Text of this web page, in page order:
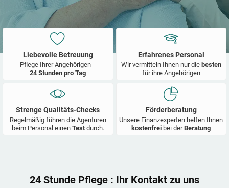
Liebevolle Betreuung
Pflege Ihrer Angehörigen -
24 Stunden pro Tag
Erfahrenes Personal
Wir vermitteln Ihnen nur die besten
für ihre Angehörigen
Strenge Qualitäts-Checks
Regelmäßig führen die Agenturen
beim Personal einen Test durch.
Förderberatung
Unsere Finanzexperten helfen Ihnen
kostenfrei bei derBeratung
24 Stunde Pflege : Ihr Kontakt zu uns